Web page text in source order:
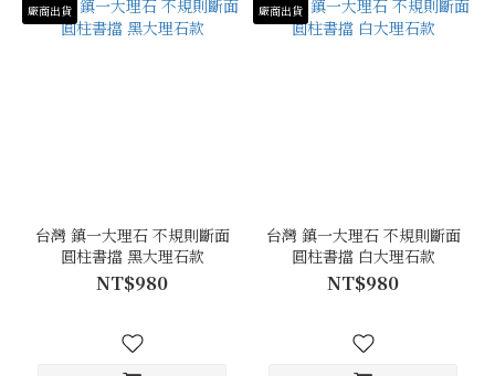
廠商出貨
台灣 鎮一大理石 不規則斷面
圓柱書擋 黑大理石款
NT$980
廠商出貨
台灣 鎮一大理石 不規則斷面
圓柱書擋 白大理石款
NT$980